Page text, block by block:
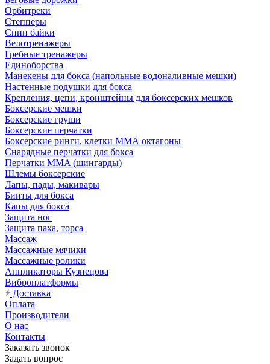
Орбитреки
Степперы
Спин байки
Велотренажеры
Гребные тренажеры
Единоборства
Манекены для бокса (напольные водоналивные мешки)
Настенные подушки для бокса
Крепления, цепи, кронштейны для боксерских мешков
Боксерские мешки
Боксерские груши
Боксерские перчатки
Боксерские ринги, клетки ММА октагоны
Снарядные перчатки для бокса
Перчатки MMA (шингарды)
Шлемы боксерские
Лапы, пады, макивары
Бинты для бокса
Капы для бокса
Защита ног
Защита паха, торса
Массаж
Массажные мячики
Массажные ролики
Аппликаторы Кузнецова
Виброплатформы
Доставка
Оплата
Производители
О нас
Контакты
Заказать звонок
Задать вопрос